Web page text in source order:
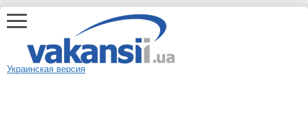
Украинская версия